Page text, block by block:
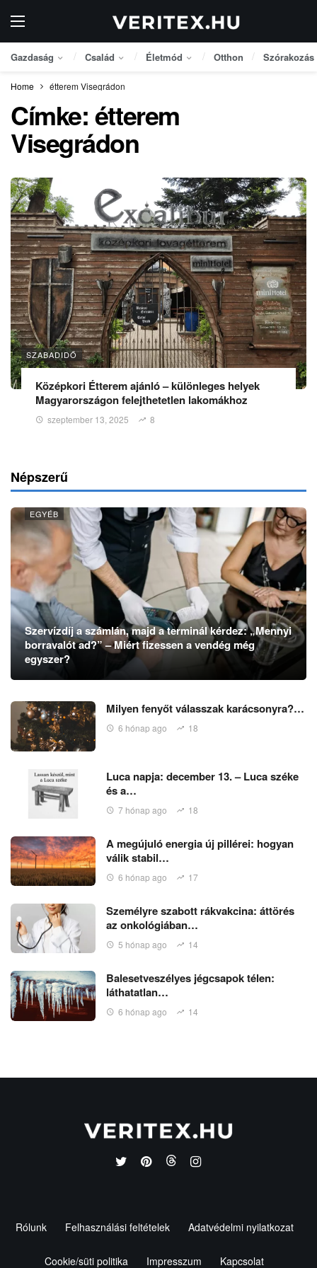
Gazdaság Család Életmód Otthon Szórakozás
Home étterem Visegrádon
Címke:étterem
Visegrádon
SZABADIDŐ
Középkori Étterem ajánló – különleges helyek
Magyarországon felejthetetlen lakomákhoz
szeptember 13, 2025 8
Népszerű
EGYÉB
Szervízdíj a számlán, majd a terminál kérdez: „Mennyi
borravalót ad?” – Miért fizessen a vendég még
egyszer?
Milyen fenyőt válasszak karácsonyra?…
6 hónap ago 18
Luca napja: december 13. – Luca széke
és a…
7 hónap ago 18
A megújuló energia új pillérei: hogyan
válik stabil…
6 hónap ago 17
Személyre szabott rákvakcina: áttörés
az onkológiában…
5 hónap ago 14
Balesetveszélyes jégcsapok télen:
láthatatlan…
6 hónap ago 14
Rólunk Felhasználási feltételek Adatvédelmi nyilatkozat
Cookie/süti politika Impresszum Kapcsolat